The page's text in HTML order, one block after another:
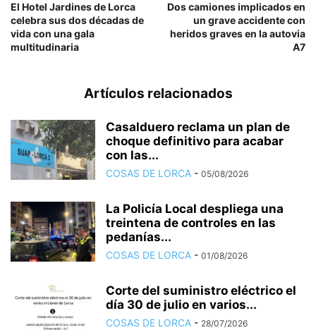
El Hotel Jardines de Lorca
celebra sus dos décadas de
vida con una gala
multitudinaria
Dos camiones implicados en
un grave accidente con
heridos graves en la autovia
A7
Artículos relacionados
Casalduero reclama un plan de
choque definitivo para acabar
con las...
COSAS DE LORCA - 05/08/2026
La Policía Local despliega una
treintena de controles en las
pedanías...
COSAS DE LORCA - 01/08/2026
Corte del suministro eléctrico el
día 30 de julio en varios...
COSAS DE LORCA - 28/07/2026